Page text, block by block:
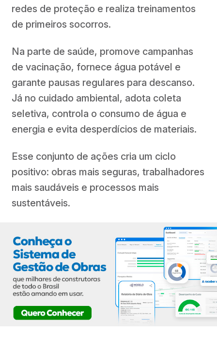
redes de proteção e realiza treinamentos
de primeiros socorros.
Na parte de saúde, promove campanhas
de vacinação, fornece água potável e
garante pausas regulares para descanso.
Já no cuidado ambiental, adota coleta
seletiva, controla o consumo de água e
energia e evita desperdícios de materiais.
Esse conjunto de ações cria um ciclo
positivo: obras mais seguras, trabalhadores
mais saudáveis e processos mais
sustentáveis.